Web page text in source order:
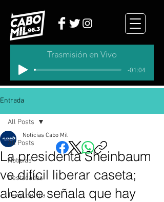
Trasmisión en Vivo
-01:04
Entrada
All Posts
Noticias
Destacados
Tema del dia
All Posts
La presidenta Sheinbaum
ve difícil liberar caseta;
alcalde señala que hay
Noticias Cabo Mil